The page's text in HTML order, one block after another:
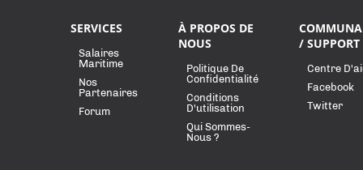
SERVICES
Salaires
Maritime
Nos
Partenaires
Forum
À PROPOS DE
NOUS
Politique De
Confidentialité
Conditions
D'utilisation
Qui Sommes-
Nous ?
/ SUPPORT
Centre
Facebook
Twitter